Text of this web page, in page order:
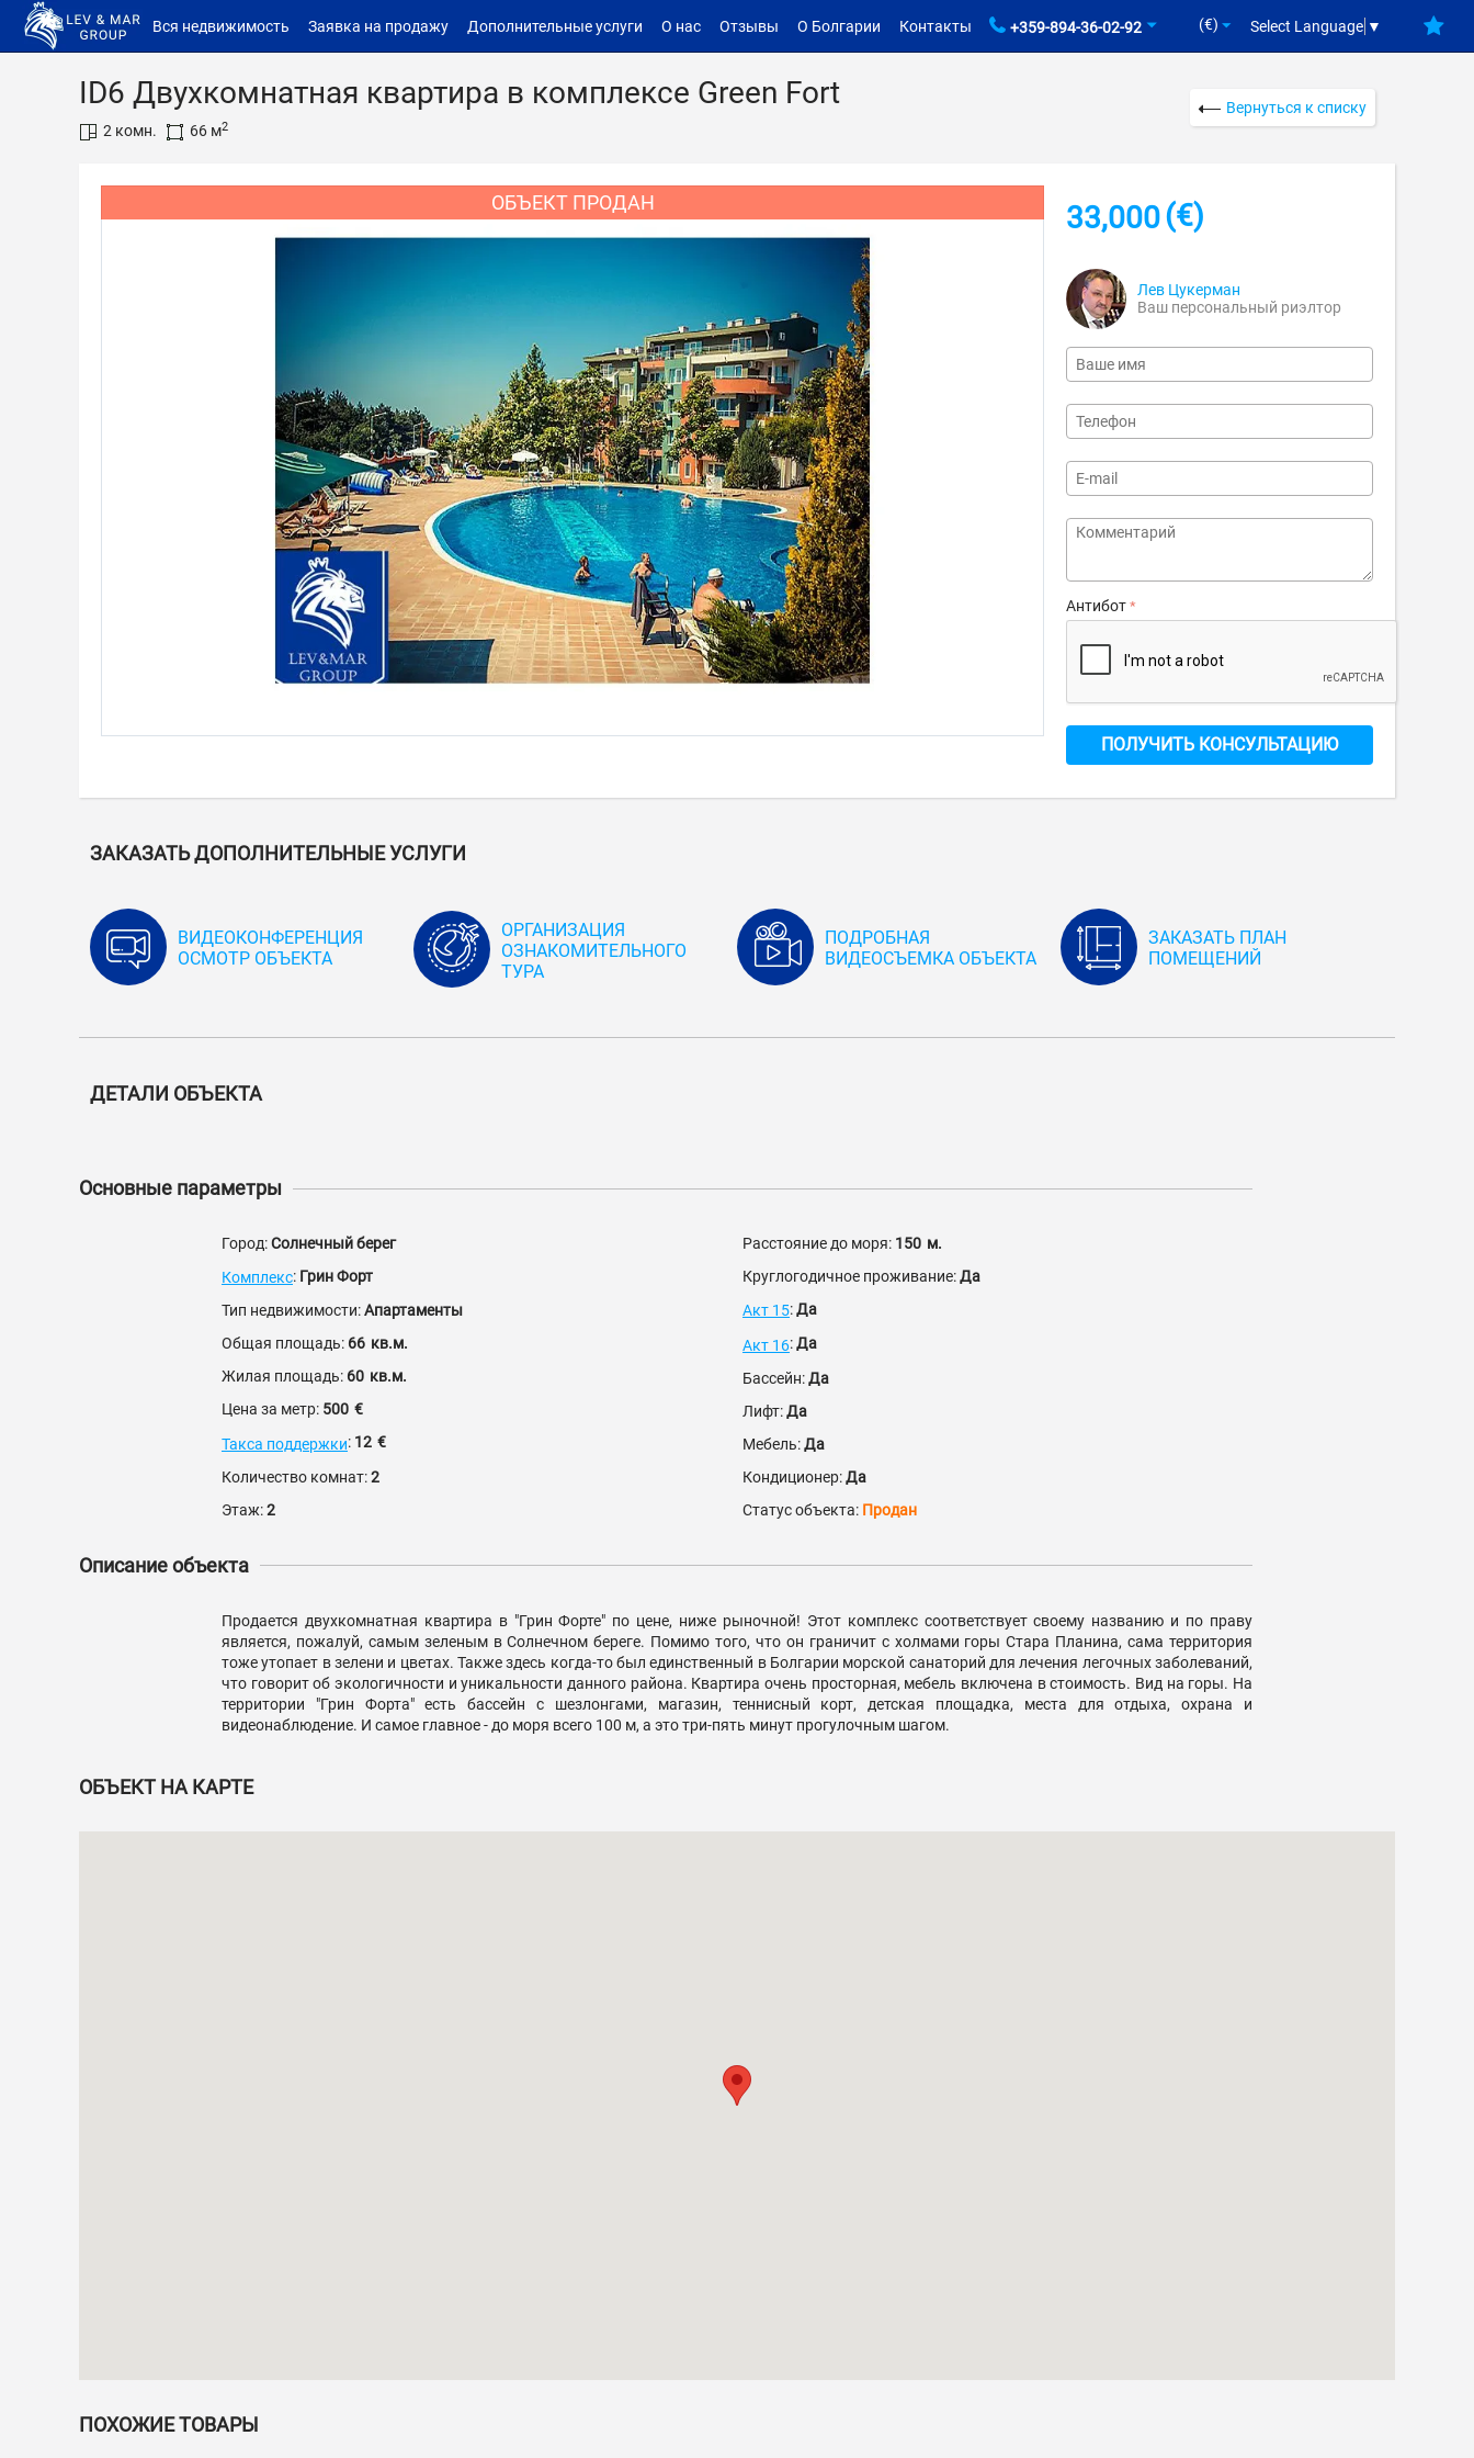
Вся недвижимость Заявка на продажу Дополнительные услуги О нас Отзывы О Болгарии Контакты +359-894-36-02-92 (€) Select Language ▼
ID6 Двухкомнатная квартира в комплексе Green Fort
2 комн. 66 м2
Вернуться к списку
ОБЪЕКТ ПРОДАН 33,000(€)
Лев Цукерман
Ваш персональный риэлтор
Антибот
ПОЛУЧИТЬ КОНСУЛЬТАЦИЮ
ЗАКАЗАТЬ ДОПОЛНИТЕЛЬНЫЕ УСЛУГИ
ВИДЕОКОНФЕРЕНЦИЯ
ОСМОТР ОБЪЕКТА
ОРГАНИЗАЦИЯ
ОЗНАКОМИТЕЛЬНОГО
ТУРА
ПОДРОБНАЯ
ВИДЕОСЪЕМКА ОБЪЕКТА
ЗАКАЗАТЬ ПЛАН
ПОМЕЩЕНИЙ
ДЕТАЛИ ОБЪЕКТА
Основные параметры
Город:Солнечный берег
Комплекс: Грин Форт
Тип недвижимости:Апартаменты
Общая площадь: 66 кв.м.
Жилая площадь: 60 кв.м.
Цена за метр: 500 €
Такса поддержки: 12 €
Количество комнат:2
Этаж:2
Расстояние до моря: 150 м.
Круглогодичное проживание:Да
Акт 15:Да
Акт 16:Да
Бассейн:Да
Лифт:Да
Мебель:Да
Кондиционер:Да
Статус объекта: Продан
Описание объекта
Продается двухкомнатная квартира в "Грин Форте" по цене, ниже рыночной! Этот комплекс соответствует своему названию и по праву
является, пожалуй, самым зеленым в Солнечном береге. Помимо того, что он граничит с холмами горы Стара Планина, сама территория
тоже утопает в зелени и цветах. Также здесь когда-то был единственный в Болгарии морской санаторий для лечения легочных заболеваний,
что говорит об экологичности и уникальности данного района. Квартира очень просторная, мебель включена в стоимость. Вид на горы. На
территории "Грин Форта" есть бассейн с шезлонгами, магазин, теннисный корт, детская площадка, места для отдыха, охрана и
видеонаблюдение. И самое главное - до моря всего 100 м, а это три-пять минут прогулочным шагом.
ОБЪЕКТ НА КАРТЕ
ПОХОЖИЕ ТОВАРЫ